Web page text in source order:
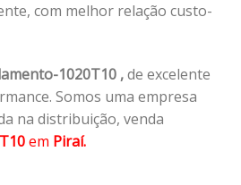
com melhor relação custo-
1020T10 ,de excelente
Somos uma empresa
na distribuição, venda
em Piraí.